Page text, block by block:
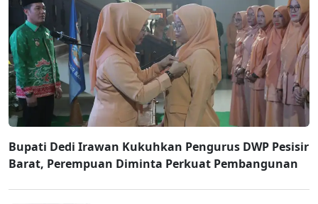
Bupati Dedi Irawan Kukuhkan Pengurus DWP Pesisir
Barat, Perempuan Diminta Perkuat Pembangunan